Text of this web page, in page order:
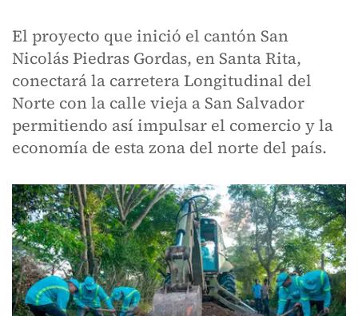
El proyecto que inició el cantón San
Nicolás Piedras Gordas, en Santa Rita,
conectará la carretera Longitudinal del
Norte con la calle vieja a San Salvador
permitiendo así impulsar el comercio y la
economía de esta zona del norte del país.